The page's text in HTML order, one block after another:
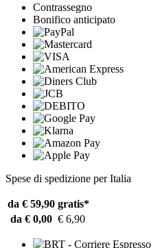
Contrassegno
Bonifico anticipato
Spese di spedizione per Italia
da € 59,90 gratis*
da € 0,00 € 6,90